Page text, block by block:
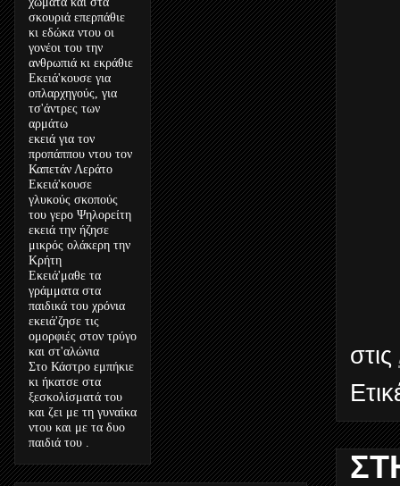
στις
σκουριά επερπάθιε
κι εδώκα ντου οι
γονέοι του την
ανθρωπιά κι εκράθιε
Εκειά'κουσε για
οπλαρχηγούς, για
τσ'άντρες των
αρμάτω
εκειά για τον
προπάππου ντου τον
Καπετάν Λεράτο
Εκειά'κουσε
γλυκούς σκοπούς
του γερο Ψηλορείτη
εκειά την ήζησε
μικρός ολάκερη την
Κρήτη
Εκειά'μαθε τα
γράμματα στα
παιδικά του χρόνια
εκειά'ζησε τις
ομορφιές στον τρύγο
και στ'αλώνια
Στο Κάστρο εμπήκιε
κι ήκατσε στα
ξεσκολίσματά του
και ζει με τη γυναίκα
ντου και με τα δυο
παιδιά του .